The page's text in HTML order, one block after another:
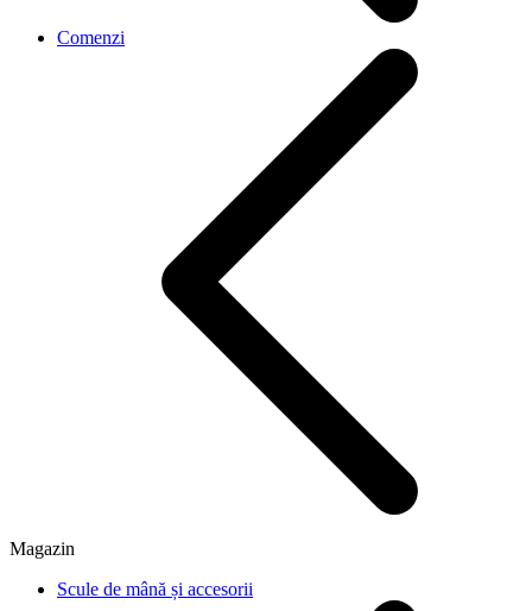
Comenzi
Magazin
Scule de mână și accesorii